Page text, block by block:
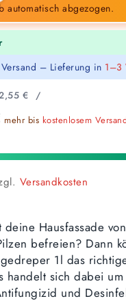
automatisch abgezogen.
– Lieferung in 1–3
€ /
mehr bis kostenlosem
Versandkosten
deine Hausfassade
befreien? Dann
1l das
handelt sich dabei
und